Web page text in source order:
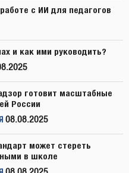
с ИИ для педагогов
и как ими руководить?
готовит масштабные
России
08.08.2025
может стереть
в школе